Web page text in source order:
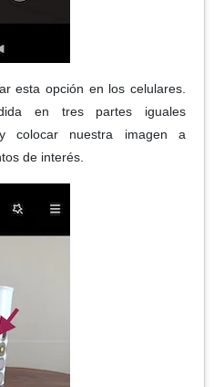
esta opción en los celulares.
en tres partes iguales
colocar nuestra imagen a
de interés.